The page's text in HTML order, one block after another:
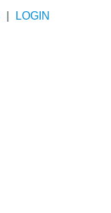
LOGIN